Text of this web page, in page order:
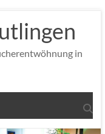
in